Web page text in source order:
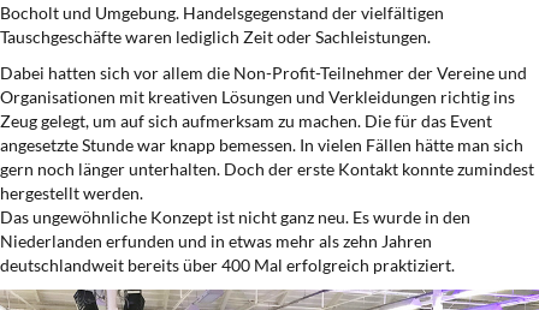
Bocholt und Umgebung. Handelsgegenstand der vielfältigen
Tauschgeschäfte waren lediglich Zeit oder Sachleistungen.
Dabei hatten sich vor allem die Non-Profit-Teilnehmer der Vereine und
Organisationen mit kreativen Lösungen und Verkleidungen richtig ins
Zeug gelegt, um auf sich aufmerksam zu machen. Die für das Event
angesetzte Stunde war knapp bemessen. In vielen Fällen hätte man sich
gern noch länger unterhalten. Doch der erste Kontakt konnte zumindest
hergestellt werden.
Das ungewöhnliche Konzept ist nicht ganz neu. Es wurde in den
Niederlanden erfunden und in etwas mehr als zehn Jahren
deutschlandweit bereits über 400 Mal erfolgreich praktiziert.